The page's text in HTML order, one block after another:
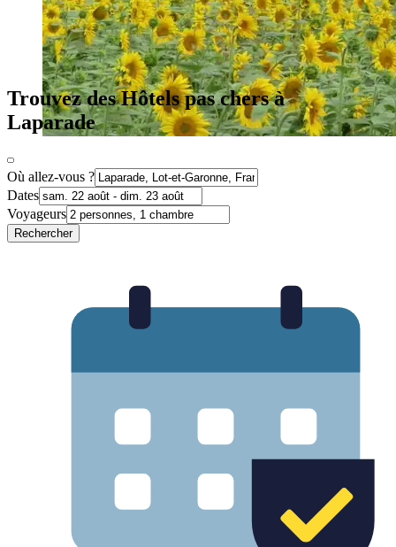
Trouvez des Hôtels pas chers à
Laparade
Où allez-vous ?
Dates
Voyageurs
Rechercher